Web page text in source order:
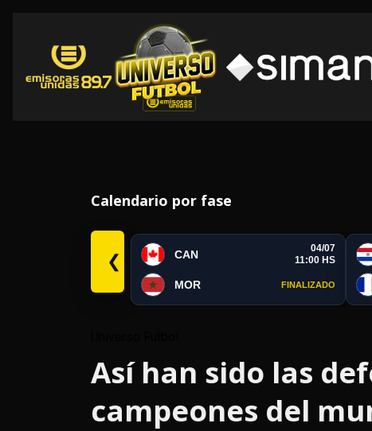
Calendario por fase
❮ CAN
04/07
11:00 HS
MOR FINALIZADO
Así han sido las
campeones del